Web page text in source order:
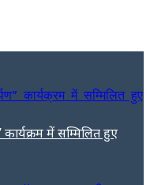
में सम्मिलित हुए